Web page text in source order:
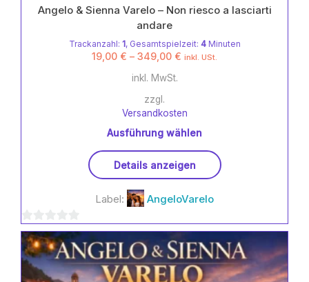
Angelo & Sienna Varelo – Non riesco a lasciarti
andare
Trackanzahl: 1, Gesamtspielzeit: 4Minuten
19,00 € – 349,00 € inkl. USt.
inkl. MwSt.
zzgl.
Versandkosten
Ausführung wählen
Produkt
mehrere
auf.
Die
Optionen
können
Details anzeigen
Label: AngeloVarelo
0
von
5